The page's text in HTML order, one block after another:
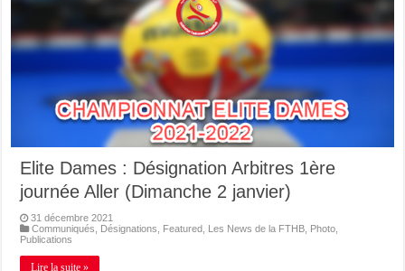
Elite Dames : Désignation Arbitres 1ère
journée Aller (Dimanche 2 janvier)
31 décembre 2021
Communiqués, Désignations, Featured, Les News de la FTHB, Photo,
Publications
Lire la suite »